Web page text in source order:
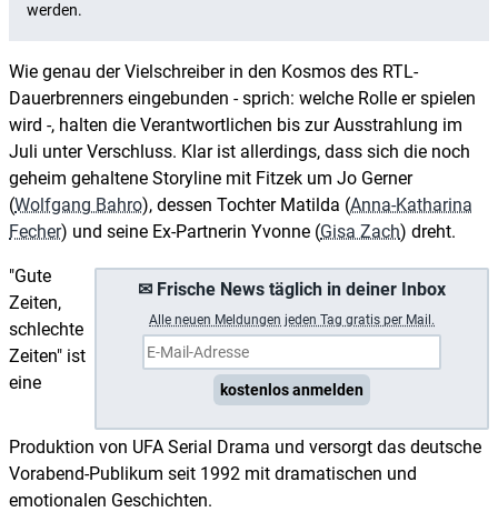
Wie genau der Vielschreiber in den Kosmos des RTL-
Dauerbrenners eingebunden - sprich: welche Rolle er spielen
wird -, halten die Verantwortlichen bis zur Ausstrahlung im
Juli unter Verschluss. Klar ist allerdings, dass sich die noch
geheim gehaltene Storyline mit Fitzek um Jo Gerner
(Wolfgang Bahro), dessen Tochter Matilda (Anna-Katharina
Fecher) und seine Ex-Partnerin Yvonne (Gisa Zach) dreht.
✉ Frische News täglich in deiner Inbox
Alle neuen Meldungen jeden Tag gratis per Mail.
kostenlos anmelden
"Gute
Zeiten,
schlechte
Zeiten" ist
eine
Produktion von UFA Serial Drama und versorgt das deutsche
Vorabend-Publikum seit 1992 mit dramatischen und
emotionalen Geschichten.